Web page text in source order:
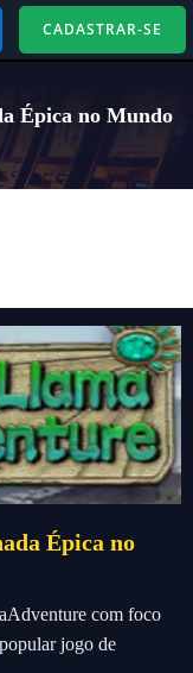
CADASTRAR-SE
Épica no Mundo
Épica no
com foco
jogo de